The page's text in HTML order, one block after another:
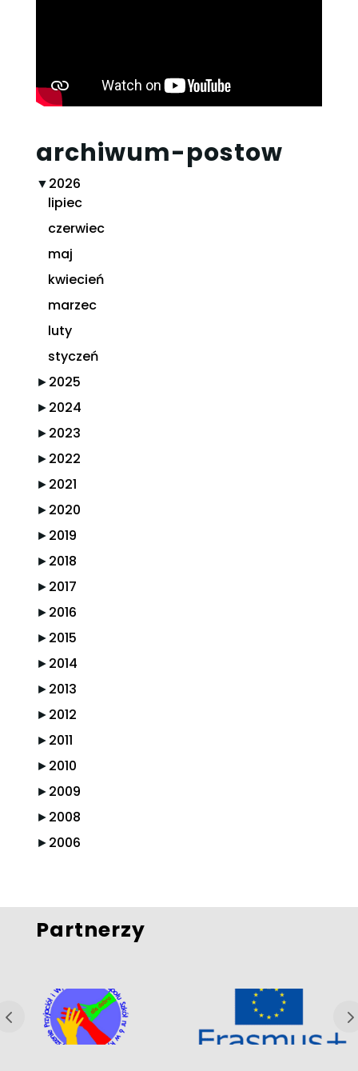
archiwum-postow
▼2026
lipiec
czerwiec
maj
kwiecień
marzec
luty
styczeń
►2025
►2024
►2023
►2022
►2021
►2020
►2019
►2018
►2017
►2016
►2015
►2014
►2013
►2012
►2011
►2010
►2009
►2008
►2006
Partnerzy